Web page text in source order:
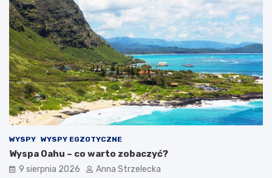
WYSPY WYSPY EGZOTYCZNE
Wyspa Oahu – co warto zobaczyć?
9 sierpnia 2026 Anna Strzelecka